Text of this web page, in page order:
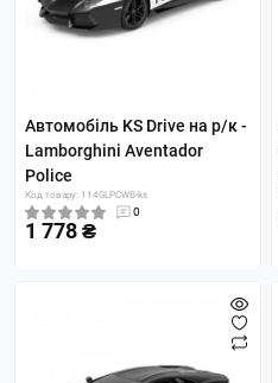
Автомобіль KS Drive на р/к -
Lamborghini Aventador
Police
Код товару: 114GLPCWB-ks
0
1 778 ₴